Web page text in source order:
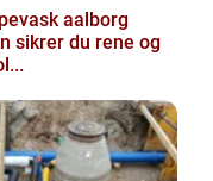
aalborg
sikrer du rene og